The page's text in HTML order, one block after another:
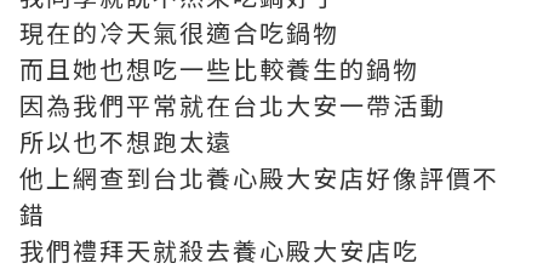
現在的冷天氣很適合吃鍋物
而且她也想吃一些比較養生的鍋物
因為我們平常就在台北大安一帶活動
所以也不想跑太遠
他上網查到台北養心殿大安店好像評價不
錯
我們禮拜天就殺去養心殿大安店吃